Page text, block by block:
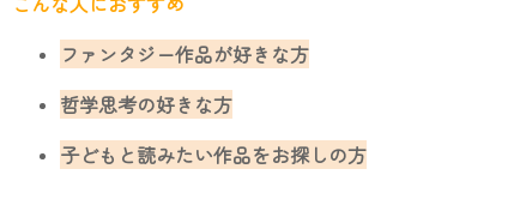
ファンタジー作品が好きな方
哲学思考の好きな方
子どもと読みたい作品をお探しの方